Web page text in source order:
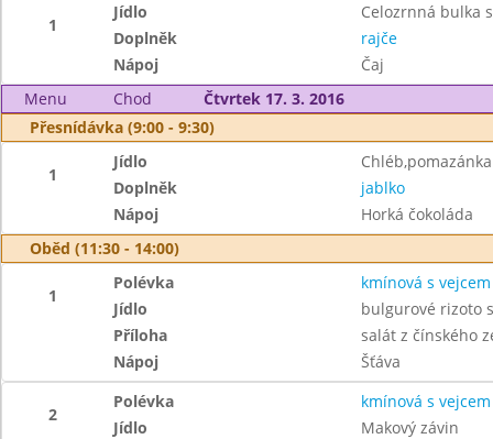
1
Jídlo
Celozrnná bulka
Doplněk
rajče
Nápoj
Čaj
Menu
Chod
Čtvrtek 17. 3. 2016
Přesnídávka (9:00 - 9:30)
1
Jídlo
Doplněk
jablko
Nápoj
Horká čokoláda
Oběd (11:30 - 14:00)
1
Polévka
kmínová s vejcem
Jídlo
bulgurové rizoto
Příloha
salát z čínského
Nápoj
Šťáva
2
Polévka
kmínová s vejcem
Jídlo
Makový závin